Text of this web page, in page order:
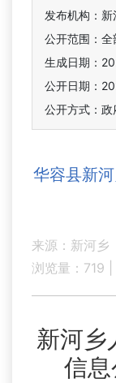
发布机构：新
公开范围：全
生成日期：
公开日期：
公开方式：政
华容县新
来源：新河乡
浏览量： 719
新河乡
信